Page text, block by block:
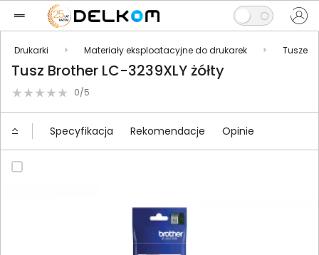
Drukarki Materiały eksploatacyjne do drukarek Tusze
Tusz Brother LC-3239XLY żółty
0/5
Specyfikacja Rekomendacje Opinie